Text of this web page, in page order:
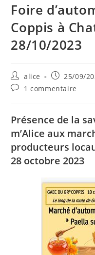
Foire
Coppis à
28/10/2023
Auteur/autrice
de
la
alice
Publication
publiée :
25/09/
Commentaires
publication :
1 commentaire
Présence de la
m’Alice aux
producteurs
28 octobre 2023